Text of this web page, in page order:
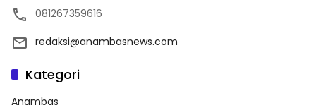
081267359616
redaksi@anambasnews.com
Kategori
Anambas